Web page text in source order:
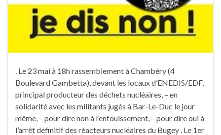
. Le 23 mai à 18h rassemblement à Chambéry (4
Boulevard Gambetta), devant les locaux d’ENEDIS/EDF,
principal producteur des déchets nucléaires, – en
solidarité avec les militants jugés à Bar-Le-Duc le jour
même, – pour dire non à l’enfouissement, – pour dire oui à
l’arrêt définitif des réacteurs nucléaires du Bugey . Le 1er